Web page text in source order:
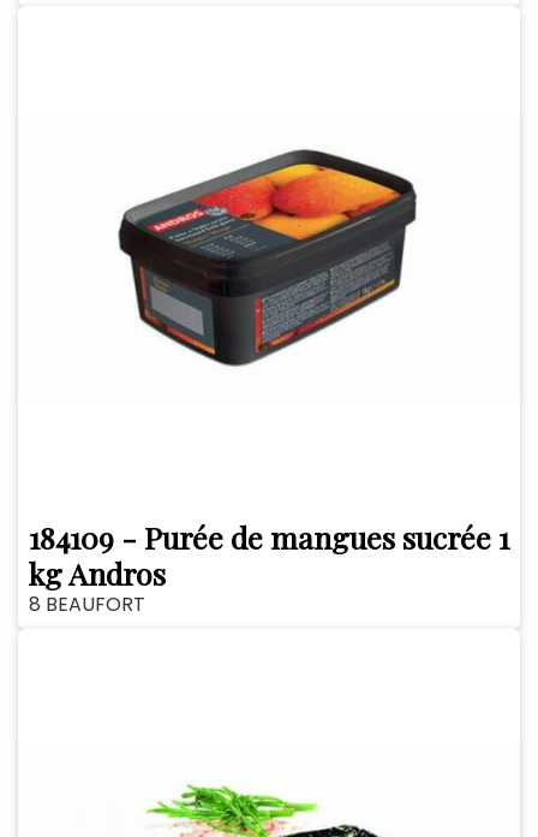
184109 - Purée de mangues sucrée 1
kg Andros
8 BEAUFORT